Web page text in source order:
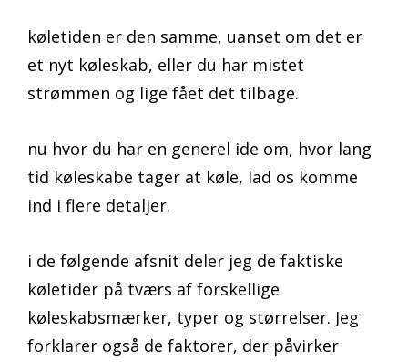
køletiden er den samme, uanset om det er
et nyt køleskab, eller du har mistet
strømmen og lige fået det tilbage.
nu hvor du har en generel ide om, hvor lang
tid køleskabe tager at køle, lad os komme
ind i flere detaljer.
i de følgende afsnit deler jeg de faktiske
køletider på tværs af forskellige
køleskabsmærker, typer og størrelser. Jeg
forklarer også de faktorer, der påvirker